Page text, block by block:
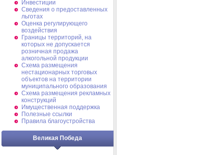
Инвестиции
Сведения о предоставленных
льготах
Оценка регулирующего
воздействия
Границы территорий, на
которых не допускается
розничная продажа
алкогольной продукции
Схема размещения
нестационарных торговых
объектов на территории
муниципального образования
Схема размещения рекламных
конструкций
Имущественная поддержка
Полезные ссылки
Правила благоустройства
Великая Победа